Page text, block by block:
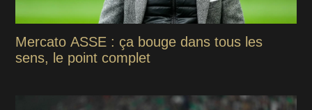
Mercato ASSE : ça bouge dans tous les
sens, le point complet